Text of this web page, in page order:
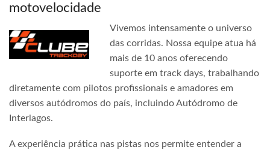
motovelocidade
Vivemos intensamente o universo
das corridas. Nossa equipe atua há
mais de 10 anos oferecendo
suporte em track days, trabalhando
diretamente com pilotos profissionais e amadores em
diversos autódromos do país, incluindo Autódromo de
Interlagos.
A experiência prática nas pistas nos permite entender a